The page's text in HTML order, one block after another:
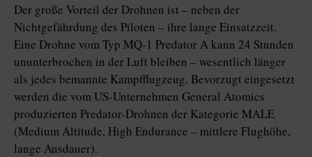
Der große Vorteil der Drohnen ist – neben der
Nichtgefährdung des Piloten – ihre lange Einsatzzeit.
Eine Drohne vom Typ MQ-1 Predator A kann 24 Stunden
ununterbrochen in der Luft bleiben – wesentlich länger
als jedes bemannte Kampfflugzeug. Bevorzugt eingesetzt
werden die vom US-Unternehmen General Atomics
produzierten Predator-Drohnen der Kategorie MALE
(Medium Altitude, High Endurance – mittlere Flughöhe,
lange Ausdauer).